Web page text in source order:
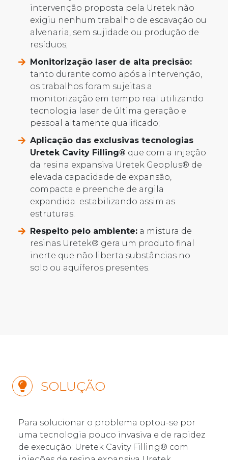
intervenção proposta pela Uretek não
exigiu nenhum trabalho de escavação ou
alvenaria, sem sujidade ou produção de
resíduos;
Monitorização laser de alta precisão:
tanto durante como após a intervenção,
os trabalhos foram sujeitas a
monitorização em tempo real utilizando
tecnologia laser de última geração e
pessoal altamente qualificado;
Aplicação das exclusivas tecnologias
Uretek Cavity Filling® que com a injeção
da resina expansiva Uretek Geoplus® de
elevada capacidade de expansão,
compacta e preenche de argila
expandida estabilizando assim as
estruturas.
Respeito pelo ambiente: a mistura de
resinas Uretek® gera um produto final
inerte que não liberta substâncias no
solo ou aquíferos presentes.
SOLUÇÃO
Para solucionar o problema optou-se por
uma tecnologia pouco invasiva e de rapidez
de execução: Uretek Cavity Filling® com